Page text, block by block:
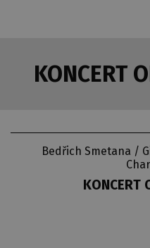
KONCERT
Bedřich Smetana /
KONCERT